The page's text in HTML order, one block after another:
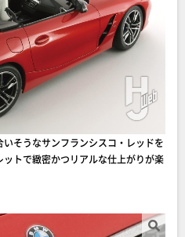
そうなサンフランシスコ・レッドを
トで緻密かつリアルな仕上がりが楽